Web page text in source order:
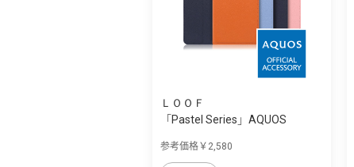
ＬＯＯＦ
「Pastel Series」AQUOS
参考価格￥2,580